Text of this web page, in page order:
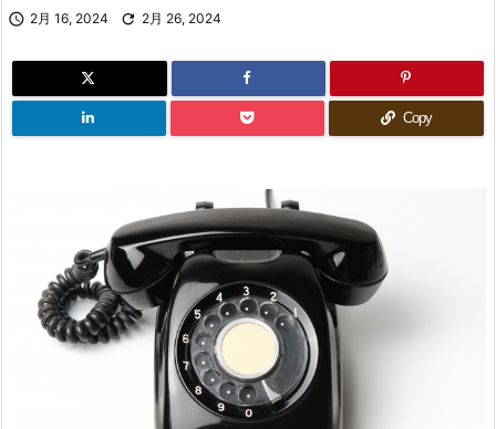
 2月 16, 2024  2月 26, 2024
Copy